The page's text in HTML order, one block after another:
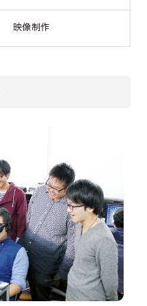
映像制作